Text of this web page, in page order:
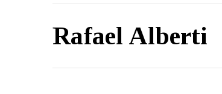
Rafael Alberti